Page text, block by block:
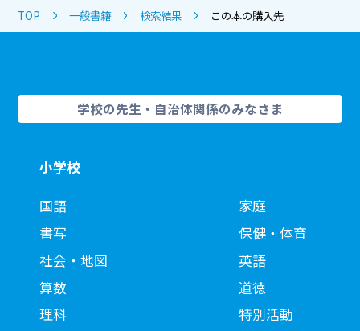
TOP 一般書籍 検索結果 この本の購入先
学校の先生・自治体関係のみなさま
小学校
国語
書写
社会・地図
算数
理科
家庭
保健・体育
英語
道徳
特別活動